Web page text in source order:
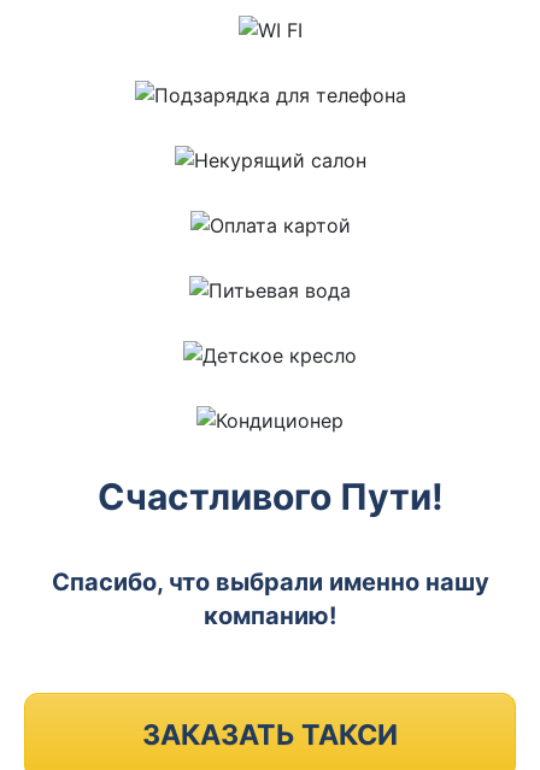
Счастливого Пути!
Спасибо, что выбрали именно нашу
компанию!
ЗАКАЗАТЬ ТАКСИ